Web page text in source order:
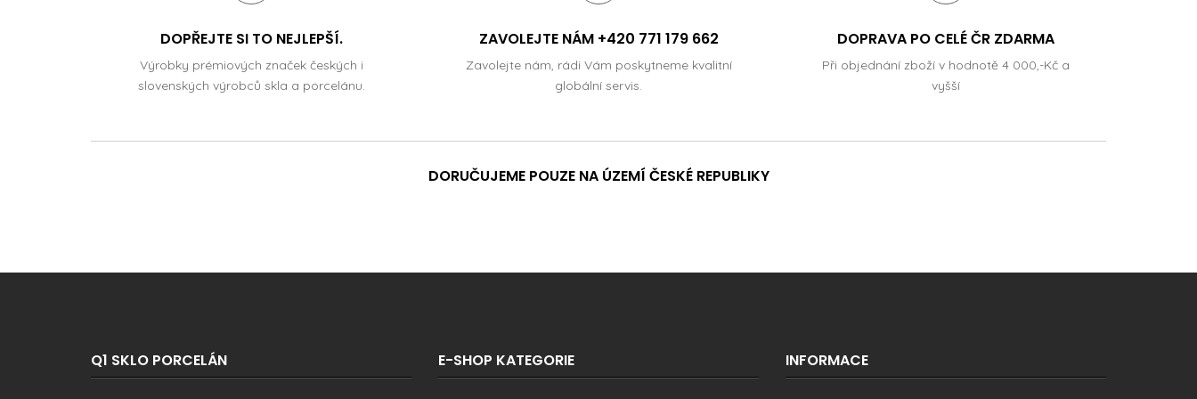
DOPŘEJTE SI TO NEJLEPŠÍ.
Výrobky prémiových značek českých i
slovenských výrobců skla a porcelánu.
ZAVOLEJTE NÁM +420 771 179 662
Zavolejte nám, rádi Vám poskytneme kvalitní
globální servis.
DOPRAVA PO CELÉ ČR ZDARMA
Při objednání zboží v hodnotě 4 000,-Kč a
vyšší
DORUČUJEME POUZE NA ÚZEMÍ ČESKÉ REPUBLIKY
Q1 SKLO PORCELÁN E-SHOP KATEGORIE INFORMACE